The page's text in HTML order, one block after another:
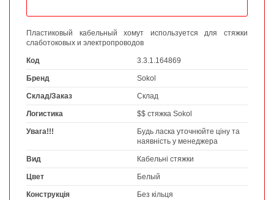
Пластиковый кабельный хомут используется для стяжки
слаботоковых и электропроводов
Код 3.3.1.164869
Бренд Sokol
Склад/Заказ Склад
Логистика $$ стяжка Sokol
Увага!!!
Будь ласка уточнюйте ціну та
наявність у менеджера
Вид Кабельні стяжки
Цвет Белый
Конструкція Без кільця